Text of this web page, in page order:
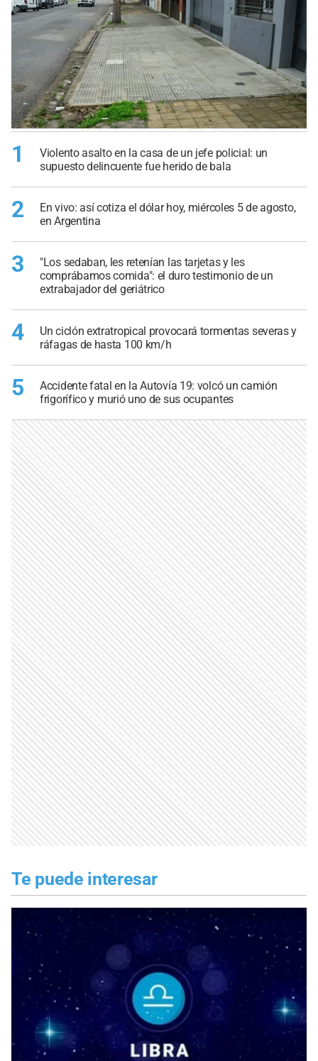
1
Violento asalto en la casa de un jefe policial: un
supuesto delincuente fue herido de bala
2
En vivo: así cotiza el dólar hoy, miércoles 5 de agosto,
en Argentina
3
"Los sedaban, les retenían las tarjetas y les
comprábamos comida": el duro testimonio de un
extrabajador del geriátrico
4
Un ciclón extratropical provocará tormentas severas y
ráfagas de hasta 100 km/h
5
Accidente fatal en la Autovía 19: volcó un camión
frigorífico y murió uno de sus ocupantes
Te puede interesar